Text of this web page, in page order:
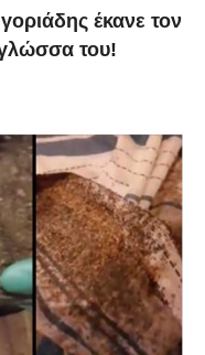
έκανε τον
γλώσσα του!